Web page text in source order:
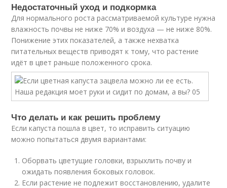
Недостаточный уход и подкормка
Для нормального роста рассматриваемой культуре нужна
влажность почвы не ниже 70% и воздуха — не ниже 80%.
Понижение этих показателей, а также нехватка
питательных веществ приводят к тому, что растение
идёт в цвет раньше положенного срока.
Что делать и как решить проблему
Если капуста пошла в цвет, то исправить ситуацию
можно попытаться двумя вариантами:
Оборвать цветущие головки, взрыхлить почву и
ожидать появления боковых головок.
Если растение не подлежит восстановлению, удалите